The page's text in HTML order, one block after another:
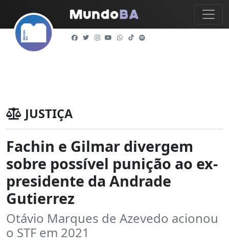
JUSTIÇA
Fachin e Gilmar divergem
sobre possível punição ao ex-
presidente da Andrade
Gutierrez
Otávio Marques de Azevedo acionou
o STF em 2021